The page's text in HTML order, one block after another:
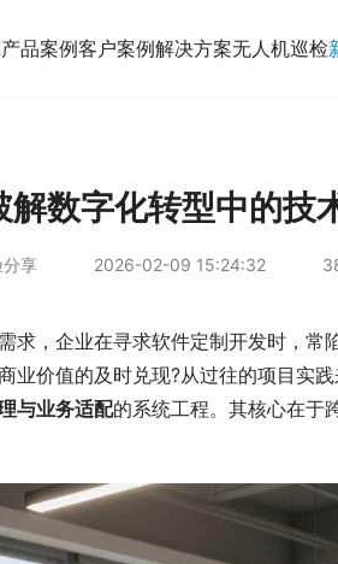
产品案例客户案例解决方案无人机巡检
数字化转型中的技
享 2026-02-09 15:24:32
求，企业在寻求软件定制开发时，常
业价值的及时兑现?从过往的项目实
与业务适配的系统工程。其核心在于